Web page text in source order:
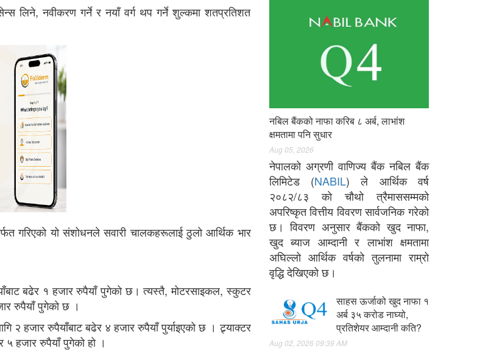
लिने, नवीकरण गर्ने र नयाँ वर्ग थप गर्ने शुल्कमा शतप्रतिशत
गरिएको यो संशोधनले सवारी चालकहरूलाई ठुलो आर्थिक भार
बढेर १ हजार रुपैयाँ पुगेको छ। त्यस्तै, मोटरसाइकल, स्कुटर
रुपैयाँ पुगेको छ ।
२ हजार रुपैयाँबाट बढेर ४ हजार रुपैयाँ पुर्याइएको छ । ट्र्याक्टर
५ हजार रुपैयाँ पुगेको हो ।
नबिल बैंकको नाफा करिब ८ अर्ब, लाभांश
क्षमतामा पनि सुधार
Aug 05, 2026
नेपालको अग्रणी वाणिज्य बैंक नबिल बैंक
लिमिटेड (NABIL) ले आर्थिक वर्ष
२०८२/८३ को चौथो त्रैमाससम्मको
अपरिष्कृत वित्तीय विवरण सार्वजनिक गरेको
छ। विवरण अनुसार बैंकको खुद नाफा,
खुद ब्याज आम्दानी र लाभांश क्षमतामा
अघिल्लो आर्थिक वर्षको तुलनामा राम्रो
वृद्धि देखिएको छ।
साहस ऊर्जाको खुद नाफा १
अर्ब ३५ करोड नाघ्यो,
प्रतिशेयर आम्दानी कति?
Aug 02, 2026 09:39 AM